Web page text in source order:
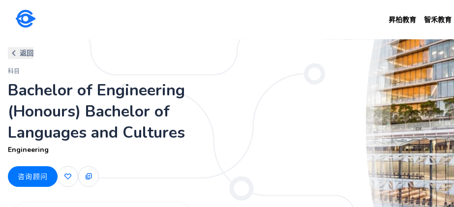
昇柏教育 智禾教育
Bachelor of Engineering (Honours) Bachelor of Languages and Cultures
返回
科目
Bachelor of Engineering
(Honours) Bachelor of
Languages and Cultures
Engineering
咨询顾问